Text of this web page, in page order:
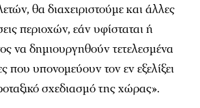
θα διαχειριστούμε και άλλες
περιοχών, εάν υφίσταται ή
να δημιουργηθούν τετελεσμένα
που υπονομεύουν τον εν εξελίξει
σχεδιασμό της χώρας».